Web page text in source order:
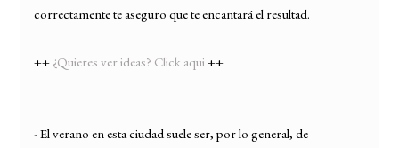
correctamente te aseguro que te encantará el resultad.
++ ¿Quieres ver ideas? Click aqui++
- El verano en esta ciudad suele ser, por lo general, de